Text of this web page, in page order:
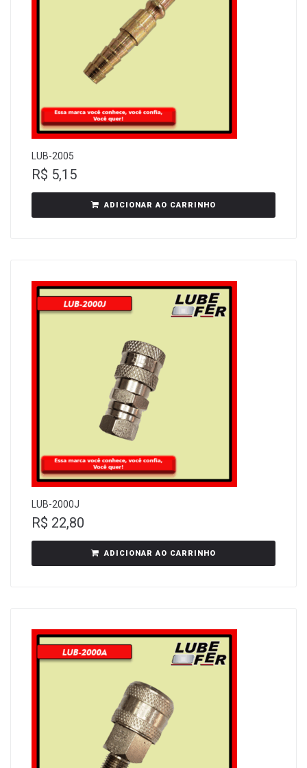
LUB-2005
R$ 5,15
ADICIONAR AO CARRINHO
LUB-2000J
R$ 22,80
ADICIONAR AO CARRINHO